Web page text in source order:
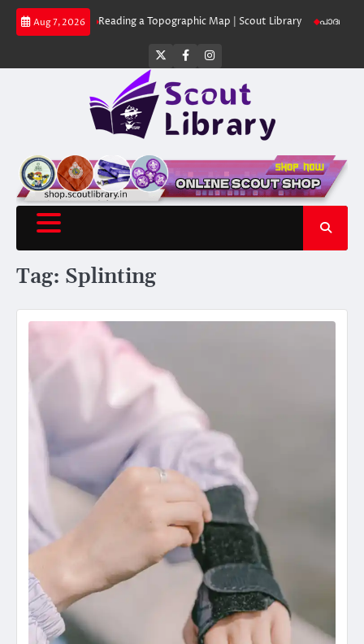
Skip
Aug 7, 2026
Reading a Topographic Map | Scout Library പാദമുദ്രകൾ വിടരുത്
Twitter
FacebookInstagram
Tag: Splinting